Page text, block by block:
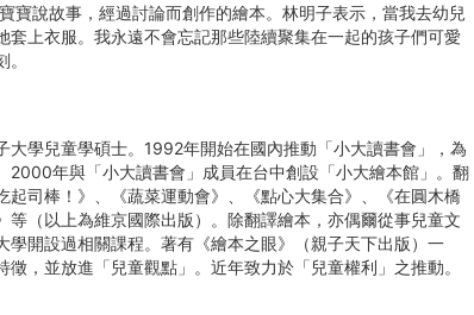
說故事，經過討論而創作的繪本。林明子表示，當我去幼兒
上衣服。我永遠不會忘記那些陸續聚集在一起的孩子們可愛
學兒童學碩士。1992年開始在國內推動「小大讀書會」，為
2000年與「小大讀書會」成員在台中創設「小大繪本館」。翻
司棒！》、《蔬菜運動會》、《點心大集合》、《在圓木橋
等（以上為維京國際出版）。除翻譯繪本，亦偶爾從事兒童文
開設過相關課程。著有《繪本之眼》（親子天下出版）一
，並放進「兒童觀點」。近年致力於「兒童權利」之推動。